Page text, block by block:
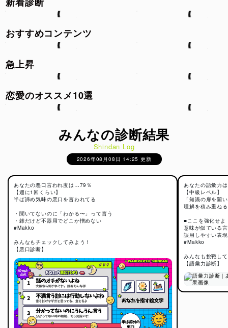
おすすめコンテンツ
急上昇
恋愛のオススメ10選
みんなの診断結果
Shindan Log
2026年08月08日 14:25 更新
あなたの悪口言われ度は…79％
【週に1回くらい】
半ば諦め気味の悪口を言われてる
・聞いてないのに「わかる〜」って言う
・雑だけど不器用でどこか憎めない
#Makko
みんなもチェックしてみよう！
【悪口診断】
あなたの語彙力
【中級レベル】
「知識の扉を開
理解を積み重ね
■ここを強化せよ
意味が似ている
誤用しやすい表
#Makko
みんなも挑戦し
【語彙力診断】